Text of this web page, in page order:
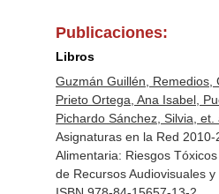
Publicaciones:
Libros
Guzmán Guillén, Remedios,
Prieto Ortega, Ana Isabel,
Pichardo Sánchez, Silvia, et.
Asignaturas en la Red 2010-
Alimentaria: Riesgos
de Recursos Audiovisuales y